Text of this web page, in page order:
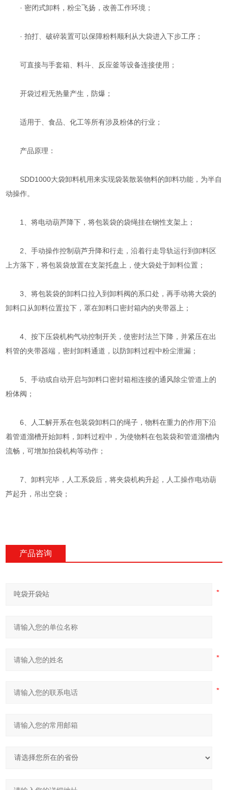
· 密闭式卸料，粉尘飞扬，改善工作环境；
· 拍打、破碎装置可以保障粉料顺利从大袋进入下步工序；
可直接与手套箱、料斗、反应釜等设备连接使用；
开袋过程无热量产生，防爆；
适用于、食品、化工等所有涉及粉体的行业；
产品原理：
SDD1000大袋卸料机用来实现袋装散装物料的卸料功能，为半自
动操作。
1、将电动葫芦降下，将包装袋的袋绳挂在钢性支架上；
2、手动操作控制葫芦升降和行走，沿着行走导轨运行到卸料区
上方落下，将包装袋放置在支架托盘上，使大袋处于卸料位置；
3、将包装袋的卸料口拉入到卸料阀的系口处，再手动将大袋的
卸料口从卸料位置拉下，罩在卸料口密封箱内的夹带器上；
4、按下压袋机构气动控制开关，使密封法兰下降，并紧压在出
料管的夹带器端，密封卸料通道，以防卸料过程中粉尘泄漏；
5、手动或自动开启与卸料口密封箱相连接的通风除尘管道上的
粉体阀；
6、人工解开系在包装袋卸料口的绳子，物料在重力的作用下沿
着管道溜槽开始卸料，卸料过程中，为使物料在包装袋和管道溜槽内
流畅，可增加拍袋机构等动作；
7、卸料完毕，人工系袋后，将夹袋机构升起，人工操作电动葫
芦起升，吊出空袋；
产品咨询